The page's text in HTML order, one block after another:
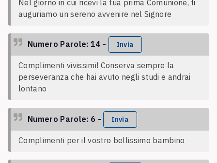
Nel giorno in cui ricevi la tua prima Comunione, ti
auguriamo un sereno avvenire nel Signore
Numero Parole: 14 - Invia
Complimenti vivissimi! Conserva sempre la
perseveranza che hai avuto negli studi e andrai
lontano
Numero Parole: 6 - Invia
Complimenti per il vostro bellissimo bambino